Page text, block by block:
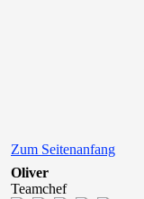
Zum Seitenanfang
Oliver
Teamchef